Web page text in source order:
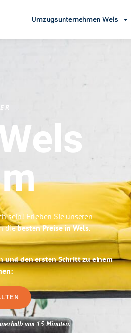
Umzugsunternehmen Wels
sein! Erleben Sie unseren
diebesten Preise in Wels.
und den ersten Schritt zu einem
von 15 Minuten.